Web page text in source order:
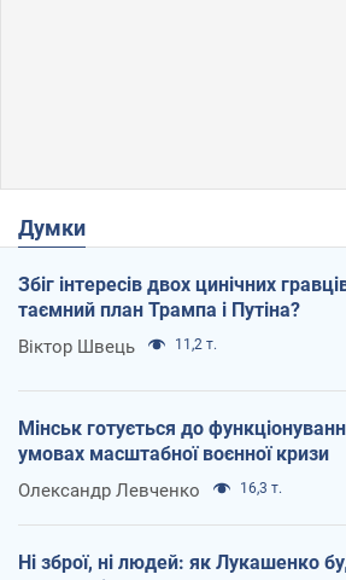
Думки
Збіг інтересів двох цинічних
таємний план Трампа і Путіна?
Віктор Швець 11,2 т.
Мінськ готується до
умовах масштабної воєнної кризи
Олександр Левченко 16,3 т.
Ні зброї, ні людей: як Лукашенко